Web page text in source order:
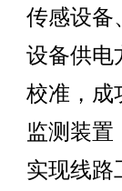
传感设备
设备供电
校准，成
监测装置
实现线路